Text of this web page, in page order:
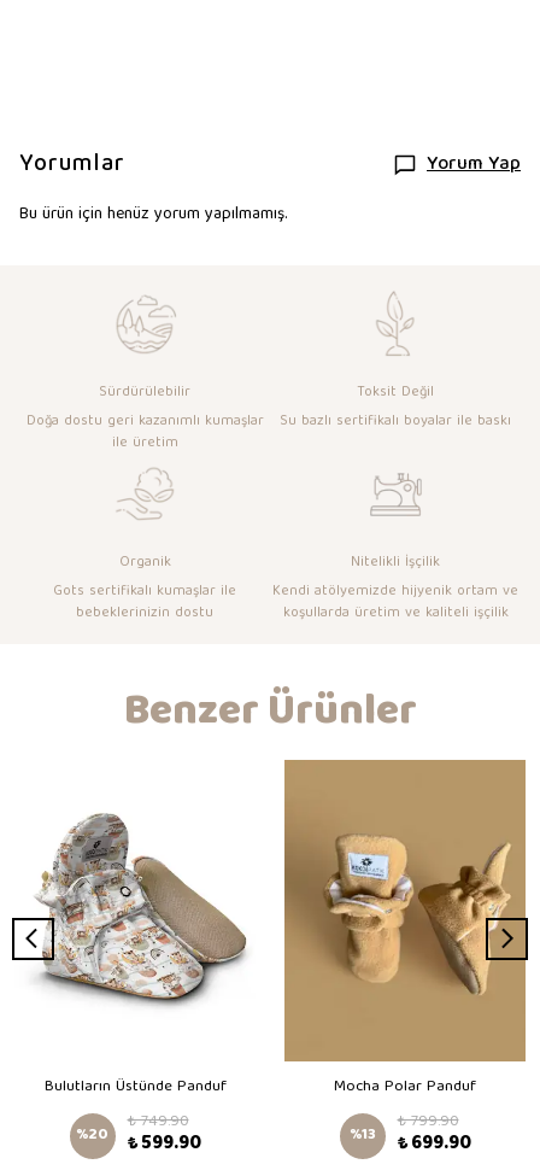
Yorumlar Yorum Yap
Bu ürün için henüz yorum yapılmamış.
Sürdürülebilir
Doğa dostu geri kazanımlı kumaşlar
ile üretim
Toksit Değil
Su bazlı sertifikalı boyalar ile baskı
Organik
Gots sertifikalı kumaşlar ile
bebeklerinizin dostu
Nitelikli İşçilik
Kendi atölyemizde hijyenik ortam ve
koşullarda üretim ve kaliteli işçilik
Benzer Ürünler
Bulutların Üstünde Panduf
%20 ₺ 749.90
₺ 599.90
Mocha Polar Panduf
%13 ₺ 799.90
₺ 699.90